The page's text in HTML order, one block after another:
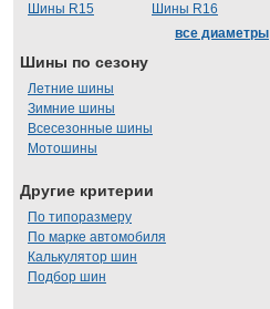
Шины R15
Шины R16
все диаметры
Шины по сезону
Летние шины
Зимние шины
Всесезонные шины
Мотошины
Другие критерии
По типоразмеру
По марке автомобиля
Калькулятор шин
Подбор шин